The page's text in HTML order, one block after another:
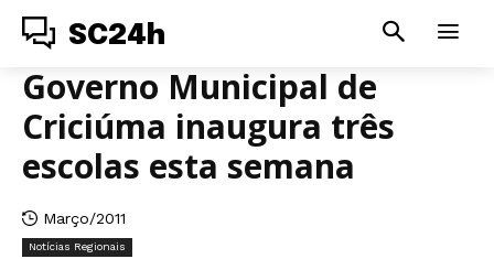
SC24h
Governo Municipal de
Criciúma inaugura três
escolas esta semana
Março/2011
Notícias Regionais